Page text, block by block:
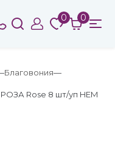
0 0
Благовония
Rose 8 шт/уп HEM